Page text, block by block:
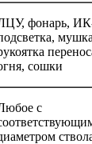
фонарь,
сошки
с